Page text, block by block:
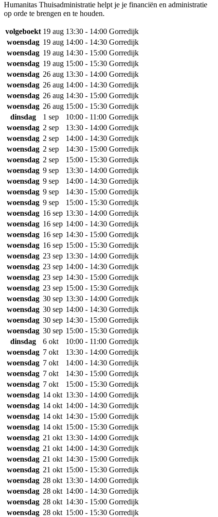
Humanitas Thuisadministratie helpt je je financiën en administratie
op orde te brengen en te houden.
volgeboekt 19 aug 13:30 - 14:00 Gorredijk
woensdag 19 aug 14:00 - 14:30 Gorredijk
woensdag 19 aug 14:30 - 15:00 Gorredijk
woensdag 19 aug 15:00 - 15:30 Gorredijk
woensdag 26 aug 13:30 - 14:00 Gorredijk
woensdag 26 aug 14:00 - 14:30 Gorredijk
woensdag 26 aug 14:30 - 15:00 Gorredijk
woensdag 26 aug 15:00 - 15:30 Gorredijk
dinsdag
1 sep 10:00 - 11:00 Gorredijk
woensdag 2 sep 13:30 - 14:00 Gorredijk
woensdag 2 sep 14:00 - 14:30 Gorredijk
woensdag 2 sep 14:30 - 15:00 Gorredijk
woensdag 2 sep 15:00 - 15:30 Gorredijk
woensdag 9 sep 13:30 - 14:00 Gorredijk
woensdag 9 sep 14:00 - 14:30 Gorredijk
woensdag 9 sep 14:30 - 15:00 Gorredijk
woensdag 9 sep 15:00 - 15:30 Gorredijk
woensdag 16 sep 13:30 - 14:00 Gorredijk
woensdag 16 sep 14:00 - 14:30 Gorredijk
woensdag 16 sep 14:30 - 15:00 Gorredijk
woensdag 16 sep 15:00 - 15:30 Gorredijk
woensdag 23 sep 13:30 - 14:00 Gorredijk
woensdag 23 sep 14:00 - 14:30 Gorredijk
woensdag 23 sep 14:30 - 15:00 Gorredijk
woensdag 23 sep 15:00 - 15:30 Gorredijk
woensdag 30 sep 13:30 - 14:00 Gorredijk
woensdag 30 sep 14:00 - 14:30 Gorredijk
woensdag 30 sep 14:30 - 15:00 Gorredijk
woensdag 30 sep 15:00 - 15:30 Gorredijk
dinsdag
6 okt 10:00 - 11:00 Gorredijk
woensdag 7 okt 13:30 - 14:00 Gorredijk
woensdag 7 okt 14:00 - 14:30 Gorredijk
woensdag 7 okt 14:30 - 15:00 Gorredijk
woensdag 7 okt 15:00 - 15:30 Gorredijk
woensdag 14 okt 13:30 - 14:00 Gorredijk
woensdag 14 okt 14:00 - 14:30 Gorredijk
woensdag 14 okt 14:30 - 15:00 Gorredijk
woensdag 14 okt 15:00 - 15:30 Gorredijk
woensdag 21 okt 13:30 - 14:00 Gorredijk
woensdag 21 okt 14:00 - 14:30 Gorredijk
woensdag 21 okt 14:30 - 15:00 Gorredijk
woensdag 21 okt 15:00 - 15:30 Gorredijk
woensdag 28 okt 13:30 - 14:00 Gorredijk
woensdag 28 okt 14:00 - 14:30 Gorredijk
woensdag 28 okt 14:30 - 15:00 Gorredijk
woensdag 28 okt 15:00 - 15:30 Gorredijk